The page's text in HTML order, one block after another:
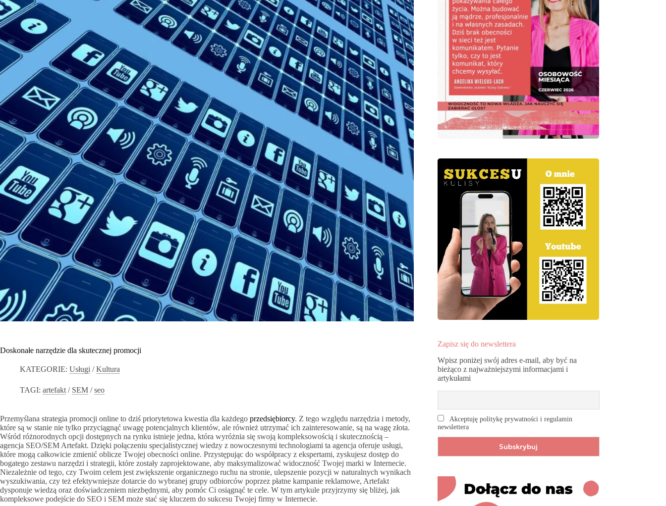
Doskonałe narzędzie dla skutecznej promocji
KATEGORIE: Usługi /Kultura
TAGI: artefakt / SEM /seo
Przemyślana strategia promocji online to dziś priorytetowa kwestia dla każdego przedsiębiorcy. Z tego względu narzędzia i metody,
które są w stanie nie tylko przyciągnąć uwagę potencjalnych klientów, ale również utrzymać ich zainteresowanie, są na wagę złota.
Wśród różnorodnych opcji dostępnych na rynku istnieje jedna, która wyróżnia się swoją kompleksowością i skutecznością –
agencja SEO/SEM Artefakt. Dzięki połączeniu specjalistycznej wiedzy z nowoczesnymi technologiami ta agencja oferuje usługi,
które mogą całkowicie zmienić oblicze Twojej obecności online. Przystępując do współpracy z ekspertami, zyskujesz dostęp do
bogatego zestawu narzędzi i strategii, które zostały zaprojektowane, aby maksymalizować widoczność Twojej marki w Internecie.
Niezależnie od tego, czy Twoim celem jest zwiększenie organicznego ruchu na stronie, ulepszenie pozycji w naturalnych wynikach
wyszukiwania, czy też efektywniejsze dotarcie do wybranej grupy odbiorców poprzez płatne kampanie reklamowe, Artefakt
dysponuje wiedzą oraz doświadczeniem niezbędnymi, aby pomóc Ci osiągnąć te cele. W tym artykule przyjrzymy się bliżej, jak
kompleksowe podejście do SEO i SEM może stać się kluczem do sukcesu Twojej firmy w Internecie.
Zapisz się do newslettera
Wpisz poniżej swój adres e-mail, aby być na
bieżąco z najważniejszymi informacjami i
artykułami
Akceptuję politykę prywatności i regulamin
newslettera